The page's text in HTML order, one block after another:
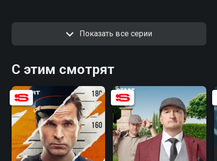
Показать все серии
С этим смотрят